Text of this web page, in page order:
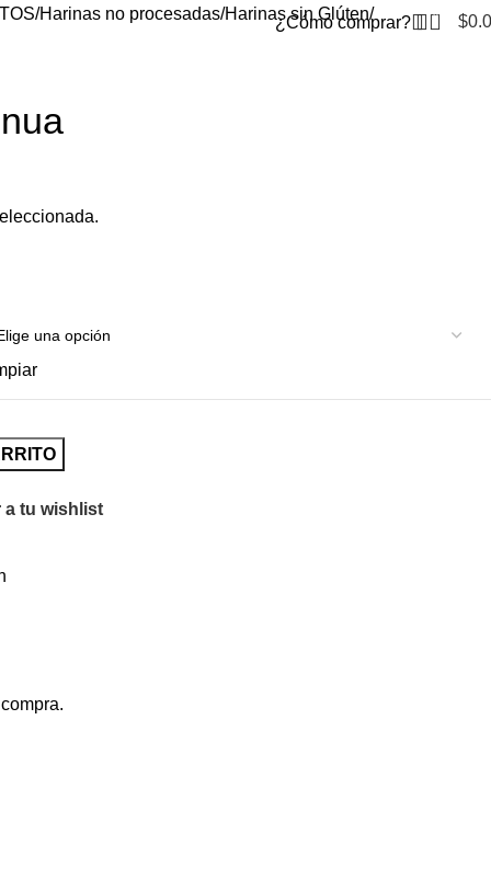
¿Cómo comprar? 0 $
Harinas no procesadas Harinas sin Glúten
a tu wishlist